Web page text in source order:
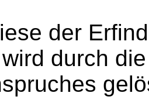
der
durch